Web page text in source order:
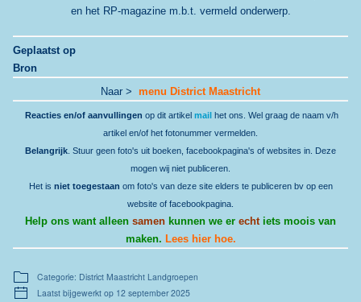
en het RP-magazine m.b.t. vermeld onderwerp.
Geplaatst op
Bron
Naar > menu District Maastricht
Reacties en/of aanvullingen op dit artikel mail het ons. Wel graag de naam v/h
artikel en/of het fotonummer vermelden.
Belangrijk . Stuur geen foto's uit boeken, facebookpagina's of websites in. Deze
mogen wij niet publiceren.
Het is niet toegestaan om foto's van deze site elders te publiceren bv op een
website of facebookpagina.
Help ons want alleen samen kunnen we er echtiets moois van
maken. Lees hier hoe.
Categorie: District Maastricht Landgroepen
Laatst bijgewerkt op 12 september 2025